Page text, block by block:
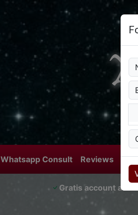
Whatsapp Consult Reviews
Gratis account